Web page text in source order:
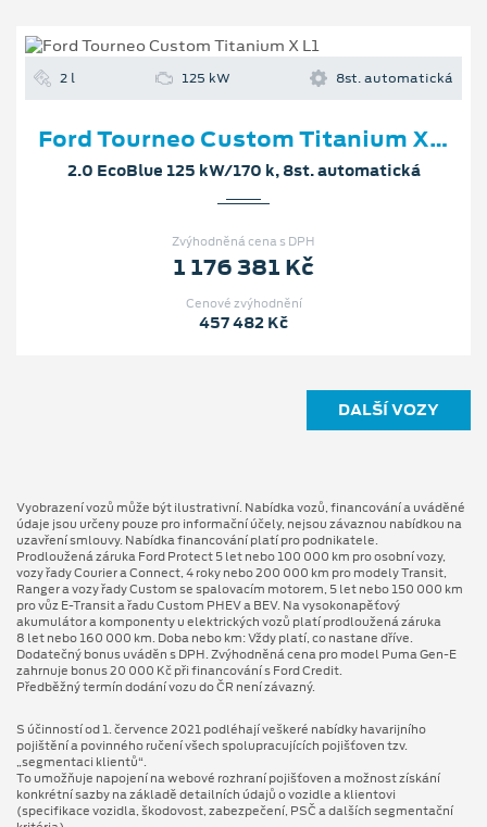
2 l 125 kW 8st. automatická
Ford Tourneo Custom Titanium X L1
2.0 EcoBlue 125 kW/170 k, 8st. automatická
Zvýhodněná cena s DPH
1 176 381 Kč
Cenové zvýhodnění
457 482 Kč
DALŠÍ VOZY
Vyobrazení vozů může být ilustrativní. Nabídka vozů, financování a uváděné
údaje jsou určeny pouze pro informační účely, nejsou závaznou nabídkou na
uzavření smlouvy. Nabídka financování platí pro podnikatele.
Prodloužená záruka Ford Protect 5 let nebo 100 000 km pro osobní vozy,
vozy řady Courier a Connect, 4 roky nebo 200 000 km pro modely Transit,
Ranger a vozy řady Custom se spalovacím motorem, 5 let nebo 150 000 km
pro vůz E-Transit a řadu Custom PHEV a BEV. Na vysokonapěťový
akumulátor a komponenty u elektrických vozů platí prodloužená záruka
8 let nebo 160 000 km. Doba nebo km: Vždy platí, co nastane dříve.
Dodatečný bonus uváděn s DPH. Zvýhodněná cena pro model Puma Gen⁠-⁠E
zahrnuje bonus 20 000 Kč při financování s Ford Credit.
Předběžný termín dodání vozu do ČR není závazný.
S účinností od 1. července 2021 podléhají veškeré nabídky havarijního
pojištění a povinného ručení všech spolupracujících pojišťoven tzv.
„segmentaci klientů“.
To umožňuje napojení na webové rozhraní pojišťoven a možnost získání
konkrétní sazby na základě detailních údajů o vozidle a klientovi
(specifikace vozidla, škodovost, zabezpečení, PSČ a dalších segmentační